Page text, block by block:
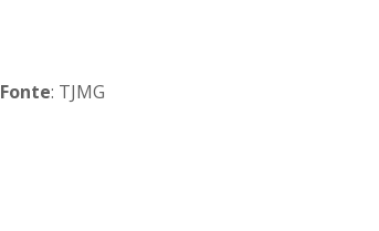
Fonte: TJMG